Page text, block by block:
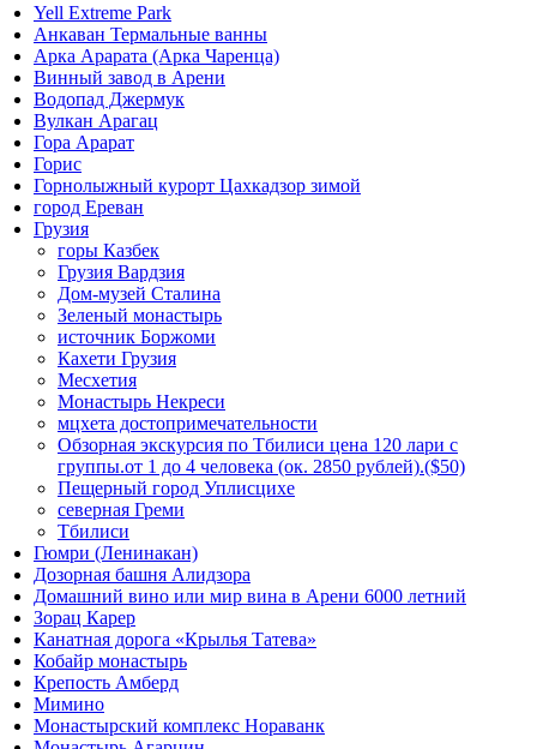
Yell Extreme Park
Анкаван Термальные ванны
Арка Арарата (Арка Чаренца)
Винный завод в Арени
Водопад Джермук
Вулкан Арагац
Гора Арарат
Горис
Горнолыжный курорт Цахкадзор зимой
город Ереван
Грузия
горы Казбек
Грузия Вардзия
Дом-музей Сталина
Зеленый монастырь
источник Боржоми
Кахети Грузия
Месхетия
Монастырь Некреси
мцхета достопримечательности
Обзорная экскурсия по Тбилиси цена 120 лари с
группы.от 1 до 4 человека (ок. 2850 рублей).($50)
Пещерный город Уплисцихе
северная Греми
Тбилиси
Гюмри (Ленинакан)
Дозорная башня Алидзора
Домашний вино или мир вина в Арени 6000 летний
Зорац Карер
Канатная дорога «Крылья Татева»
Кобайр монастырь
Крепость Амберд
Мимино
Монастырский комплекс Нораванк